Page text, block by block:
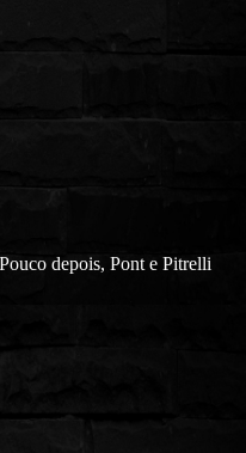
depois, Pont e Pitrelli